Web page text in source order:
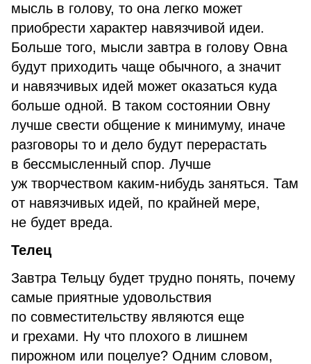
мысль в голову, то она легко может
приобрести характер навязчивой идеи.
Больше того, мысли завтра в голову Овна
будут приходить чаще обычного, а значит
и навязчивых идей может оказаться куда
больше одной. В таком состоянии Овну
лучше свести общение к минимуму, иначе
разговоры то и дело будут перерастать
в бессмысленный спор. Лучше
уж творчеством каким-нибудь заняться. Там
от навязчивых идей, по крайней мере,
не будет вреда.
Телец
Завтра Тельцу будет трудно понять, почему
самые приятные удовольствия
по совместительству являются еще
и грехами. Ну что плохого в лишнем
пирожном или поцелуе? Одним словом,